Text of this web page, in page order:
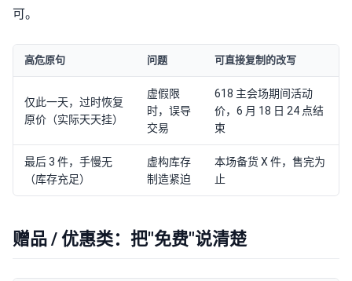
可。
高危原句 问题 可直接复制的改写
仅此一天，过时恢复
原价（实际天天挂）
虚假限
时，误导
交易
618 主会场期间活动
价，6 月 18 日 24 点结
束
最后 3 件，手慢无
（库存充足）
虚构库存
制造紧迫
本场备货 X 件，售完为
止
赠品 / 优惠类：把"免费"说清楚